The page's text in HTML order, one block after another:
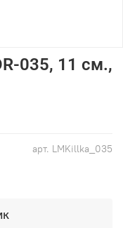
арт. LMKillka_035
035, 11 см.,